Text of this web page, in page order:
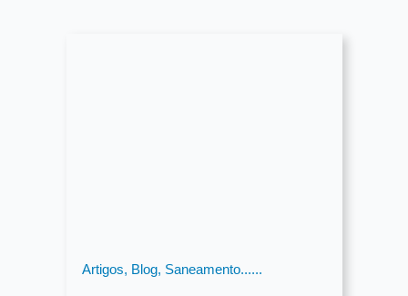
Artigos, Blog, Saneamento......